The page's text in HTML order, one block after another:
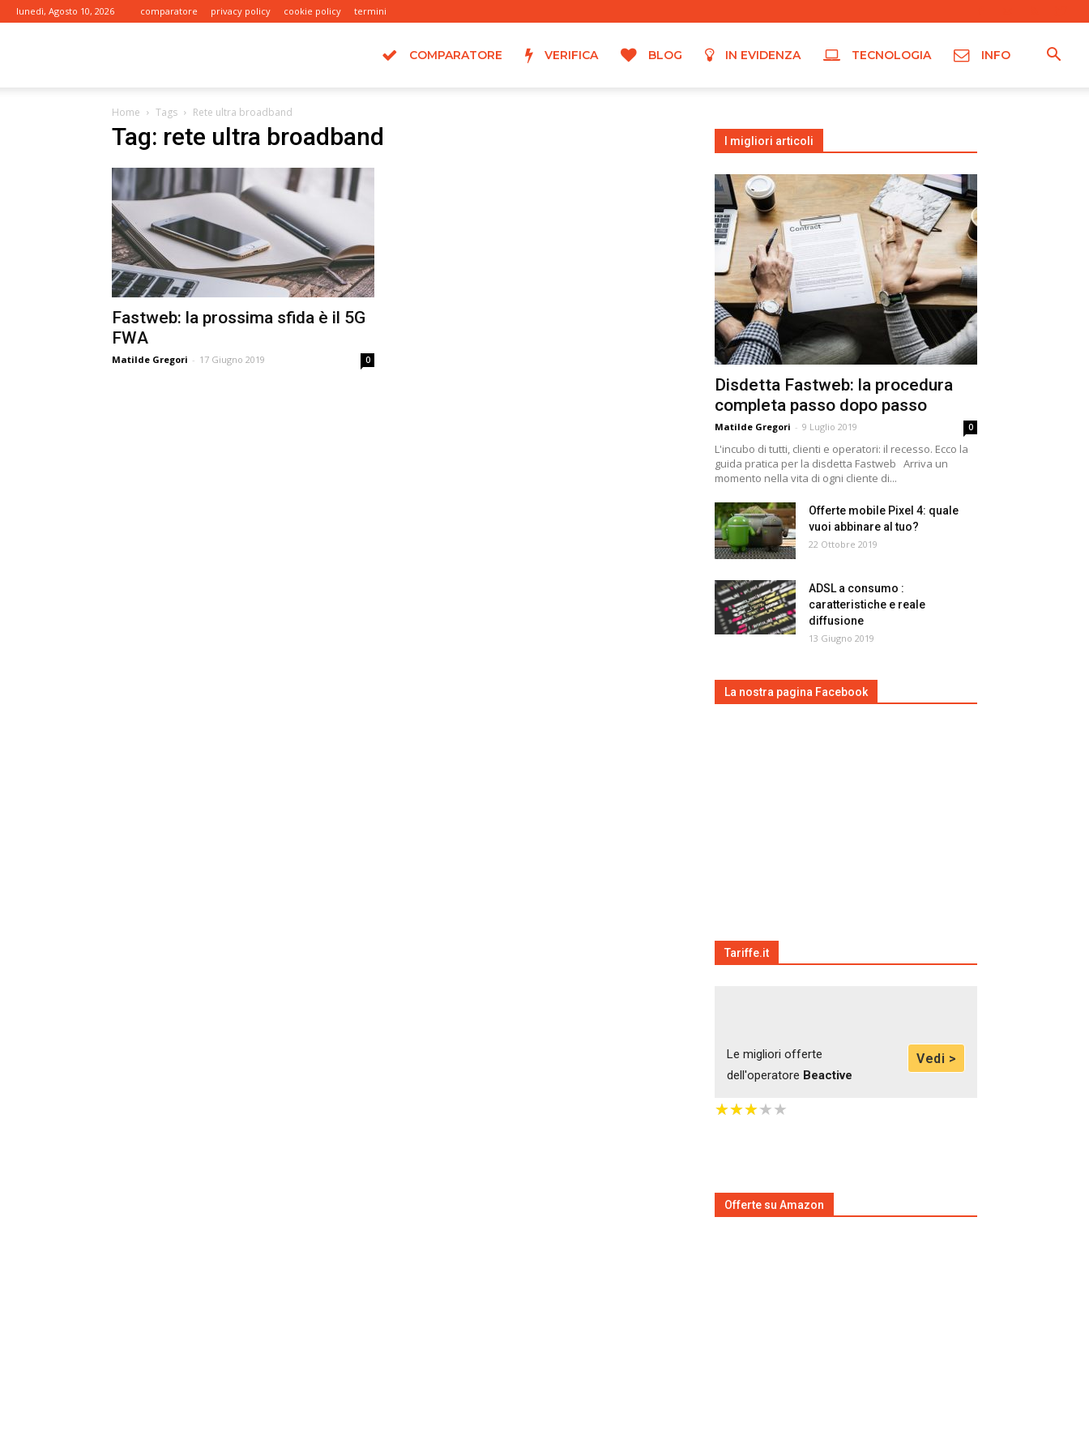
lunedì, Agosto 10, 2026 comparatore privacy policy cookie policy termini
COMPARATORE VERIFICA BLOG IN EVIDENZA TECNOLOGIA INFO
Home Tags Rete ultra broadband
Tag: rete ultra broadband
Fastweb: la prossima sfida è il 5G
FWA
Matilde Gregori - 17 Giugno 2019 0
I migliori articoli
Disdetta Fastweb: la procedura
completa passo dopo passo
Matilde Gregori - 9 Luglio 2019 0
L'incubo di tutti, clienti e operatori: il recesso. Ecco la
guida pratica per la disdetta Fastweb Arriva un
momento nella vita di ogni cliente di...
Offerte mobile Pixel 4: quale
vuoi abbinare al tuo?
22 Ottobre 2019
ADSL a consumo :
caratteristiche e reale
diffusione
13 Giugno 2019
La nostra pagina Facebook
Tariffe.it
Le migliori offerte
dell'operatore Beactive
Vedi >
★★★★★
★★★★★
Offerte su Amazon